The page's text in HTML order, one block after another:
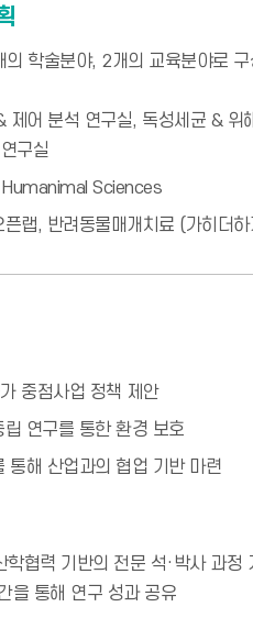
학술분야, 2개의 교육분야로
제어 분석 연구실, 독성세균 &
구실
Sciences
랩, 반려동물매개치료 (가히더하
중점사업 정책 제안
연구를 통한 환경 보호
통해 산업과의 협업 기반 마련
협력 기반의 전문 석·박사 과정
을 통해 연구 성과 공유